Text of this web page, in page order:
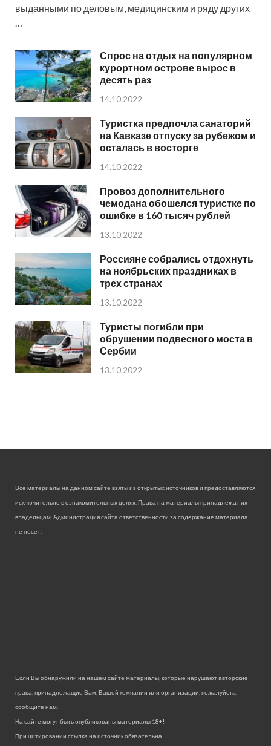
выданными по деловым, медицинским и ряду других
…
Спрос на отдых на популярном
курортном острове вырос в
десять раз
14.10.2022
Туристка предпочла санаторий
на Кавказе отпуску за рубежом и
осталась в восторге
14.10.2022
Провоз дополнительного
чемодана обошелся туристке по
ошибке в 160 тысяч рублей
13.10.2022
Россияне собрались отдохнуть
на ноябрьских праздниках в
трех странах
13.10.2022
Туристы погибли при
обрушении подвесного моста в
Сербии
13.10.2022
Все материалы на данном сайте взяты из открытых источников и предоставляются
исключительно в ознакомительных целях. Права на материалы принадлежат их
владельцам. Администрация сайта ответственности за содержание материала
не несет.
Если Вы обнаружили на нашем сайте материалы, которые нарушают авторские
права, принадлежащие Вам, Вашей компании или организации, пожалуйста,
сообщите нам.
На сайте могут быть опубликованы материалы 18+!
При цитировании ссылка на источник обязательна.